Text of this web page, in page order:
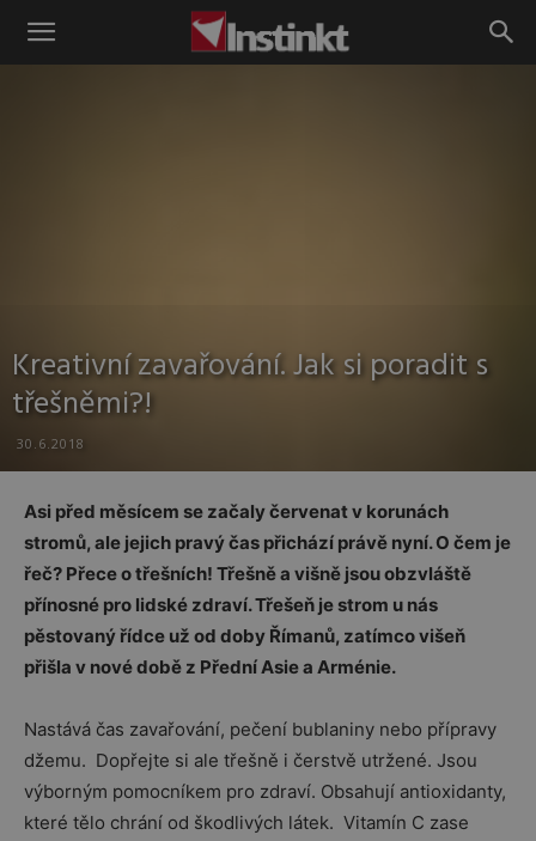
Instinkt
Kreativní zavařování. Jak si poradit s
třešněmi?!
30.6.2018
Asi před měsícem se začaly červenat v korunách
stromů, ale jejich pravý čas přichází právě nyní. O čem je
řeč? Přece o třešních! Třešně a višně jsou obzvláště
přínosné pro lidské zdraví. Třešeň je strom u nás
pěstovaný řídce už od doby Římanů, zatímco višeň
přišla v nové době z Přední Asie a Arménie.
Nastává čas zavařování, pečení bublaniny nebo přípravy
džemu. Dopřejte si ale třešně i čerstvě utržené. Jsou
výborným pomocníkem pro zdraví. Obsahují antioxidanty,
které tělo chrání od škodlivých látek. Vitamín C zase